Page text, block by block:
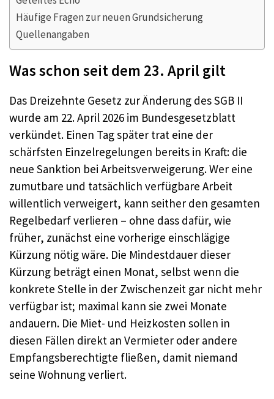
Häufige Fragen zur neuen Grundsicherung
Quellenangaben
Was schon seit dem 23. April gilt
Das Dreizehnte Gesetz zur Änderung des SGB II
wurde am 22. April 2026 im Bundesgesetzblatt
verkündet. Einen Tag später trat eine der
schärfsten Einzelregelungen bereits in Kraft: die
neue Sanktion bei Arbeitsverweigerung. Wer eine
zumutbare und tatsächlich verfügbare Arbeit
willentlich verweigert, kann seither den gesamten
Regelbedarf verlieren – ohne dass dafür, wie
früher, zunächst eine vorherige einschlägige
Kürzung nötig wäre. Die Mindestdauer dieser
Kürzung beträgt einen Monat, selbst wenn die
konkrete Stelle in der Zwischenzeit gar nicht mehr
verfügbar ist; maximal kann sie zwei Monate
andauern. Die Miet- und Heizkosten sollen in
diesen Fällen direkt an Vermieter oder andere
Empfangsberechtigte fließen, damit niemand
seine Wohnung verliert.